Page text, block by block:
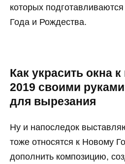
которых
Года и Рождества.
Как украсить окна
2019 своими
для вырезания
Ну и напоследок
тоже относятся к Новому
дополнить композицию,